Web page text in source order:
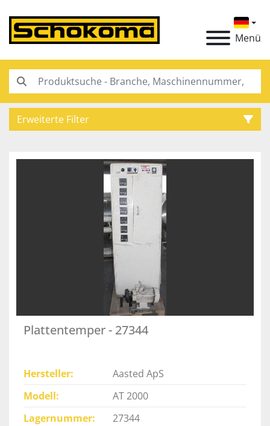
Menü
Erweiterte Filter
Plattentemper - 27344
Hersteller
Aasted ApS
Modell
AT 2000
Lagernummer
27344